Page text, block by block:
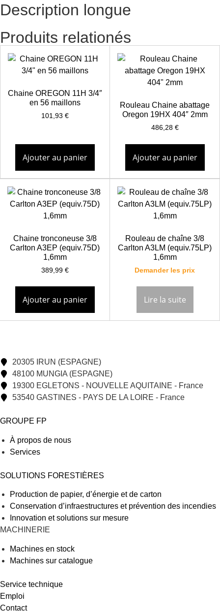
Description longue
Produits relationés
Chaine OREGON 11H 3/4″
en 56 maillons
101,93 €
Ajouter au panier
Rouleau Chaine abattage
Oregon 19HX 404″ 2mm
486,28 €
Ajouter au panier
Chaine tronconeuse 3/8
Carlton A3EP (equiv.75D)
1,6mm
389,99 €
Ajouter au panier
Rouleau de chaîne 3/8
Carlton A3LM (equiv.75LP)
1,6mm
Demander les prix
Lire la suite
20305 IRUN (ESPAGNE)
48100 MUNGIA (ESPAGNE)
19300 EGLETONS - NOUVELLE AQUITAINE - France
53540 GASTINES - PAYS DE LA LOIRE - France
GROUPE FP
À propos de nous
Services
SOLUTIONS FORESTIÈRES
Production de papier, d’énergie et de carton
Conservation d’infraestructures et prévention des incendies
Innovation et solutions sur mesure
MACHINERIE
Machines en stock
Machines sur catalogue
Service technique
Emploi
Contact